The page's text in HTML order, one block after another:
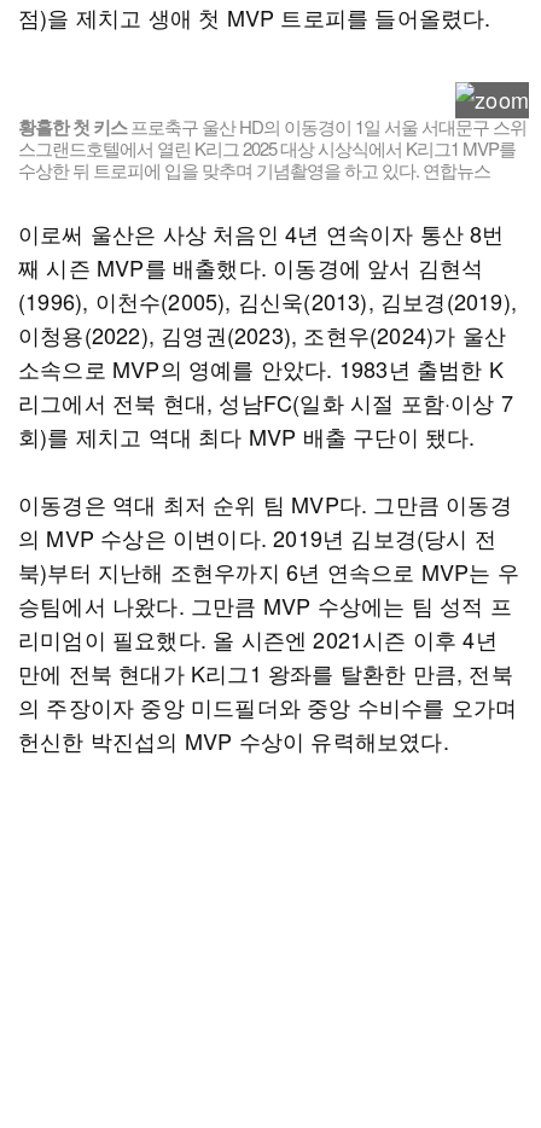
점)을 제치고 생애 첫 MVP 트로피를 들어올렸다.
황홀한 첫 키스프로축구 울산 HD의 이동경이 1일 서울 서대문구 스위
스그랜드호텔에서 열린 K리그 2025 대상 시상식에서 K리그1 MVP를
수상한 뒤 트로피에 입을 맞추며 기념촬영을 하고 있다. 연합뉴스
이로써 울산은 사상 처음인 4년 연속이자 통산 8번
째 시즌 MVP를 배출했다. 이동경에 앞서 김현석
(1996), 이천수(2005), 김신욱(2013), 김보경(2019),
이청용(2022), 김영권(2023), 조현우(2024)가 울산
소속으로 MVP의 영예를 안았다. 1983년 출범한 K
리그에서 전북 현대, 성남FC(일화 시절 포함·이상 7
회)를 제치고 역대 최다 MVP 배출 구단이 됐다.
이동경은 역대 최저 순위 팀 MVP다. 그만큼 이동경
의 MVP 수상은 이변이다. 2019년 김보경(당시 전
북)부터 지난해 조현우까지 6년 연속으로 MVP는 우
승팀에서 나왔다. 그만큼 MVP 수상에는 팀 성적 프
리미엄이 필요했다. 올 시즌엔 2021시즌 이후 4년
만에 전북 현대가 K리그1 왕좌를 탈환한 만큼, 전북
의 주장이자 중앙 미드필더와 중앙 수비수를 오가며
헌신한 박진섭의 MVP 수상이 유력해보였다.